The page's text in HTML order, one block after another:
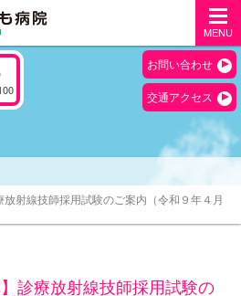
MENU
お問い合わせ
交通アクセス
放射線技師採用試験のご案内（令和９年４月
診療放射線技師採用試験の